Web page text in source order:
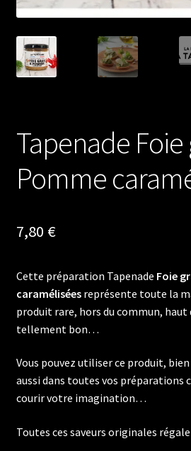
Tapenade Foie
Pomme
7,80 €
Cette préparation Tapenade Foie
caraméliséesreprésente toute la
produit rare, hors du commun, haut
tellement bon…
Vous pouvez utiliser ce produit,
aussi dans toutes vos préparations
courir votre imagination…
Toutes ces saveurs originales